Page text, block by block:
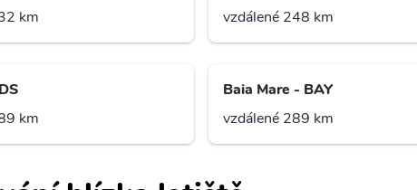
km
vzdálené 248 km
km
Baia Mare - BAY
vzdálené 289 km